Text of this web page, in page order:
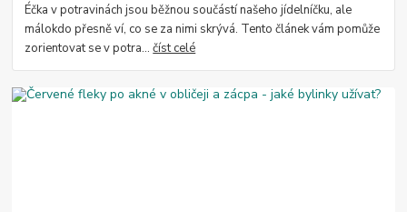
Éčka v potravinách jsou běžnou součástí našeho jídelníčku, ale
málokdo přesně ví, co se za nimi skrývá. Tento článek vám pomůže
zorientovat se v potra...číst celé